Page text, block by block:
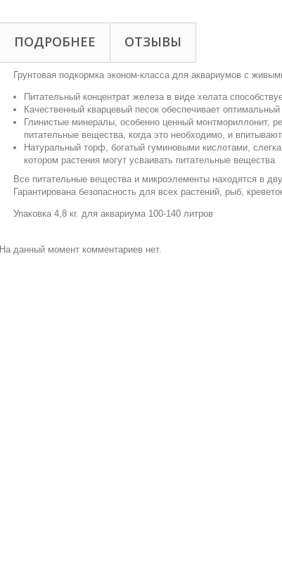
ПОДРОБНЕЕ ОТЗЫВЫ
Грунтовая подкормка эконом-класса для аквариумов с
Питательный концентрат железа в виде хелата
Качественный кварцевый песок обеспечивает
Глинистые минералы, особенно ценный монтмориллонит,
питательные вещества, когда это необходимо, и
Натуральный торф, богатый гуминовыми кислотами,
котором растения могут усваивать питательные вещества
Все питательные вещества и микроэлементы находятся в
Гарантирована безопасность для всех растений, рыб,
Упаковка 4,8 кг. для аквариума 100-140 литров
На данный момент комментариев нет.